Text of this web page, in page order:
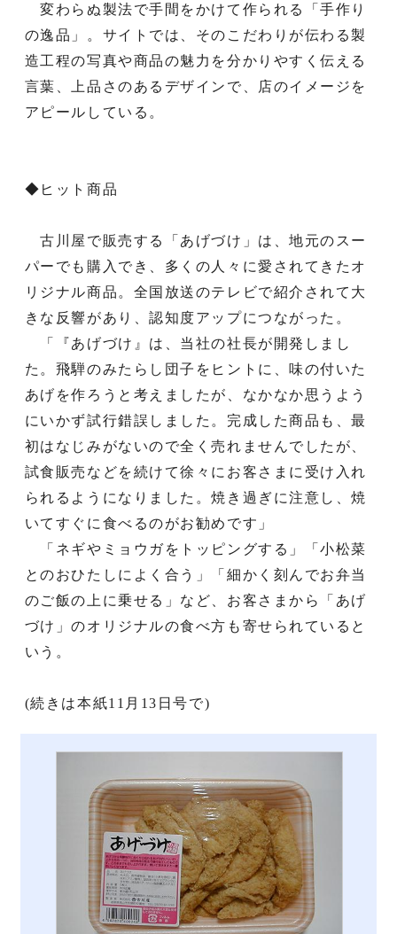
変わらぬ製法で手間をかけて作られる「手作り
の逸品」。サイトでは、そのこだわりが伝わる製
造工程の写真や商品の魅力を分かりやすく伝える
言葉、上品さのあるデザインで、店のイメージを
アピールしている。
◆ヒット商品
古川屋で販売する「あげづけ」は、地元のスー
パーでも購入でき、多くの人々に愛されてきたオ
リジナル商品。全国放送のテレビで紹介されて大
きな反響があり、認知度アップにつながった。
「『あげづけ』は、当社の社長が開発しまし
た。飛騨のみたらし団子をヒントに、味の付いた
あげを作ろうと考えましたが、なかなか思うよう
にいかず試行錯誤しました。完成した商品も、最
初はなじみがないので全く売れませんでしたが、
試食販売などを続けて徐々にお客さまに受け入れ
られるようになりました。焼き過ぎに注意し、焼
いてすぐに食べるのがお勧めです」
「ネギやミョウガをトッピングする」「小松菜
とのおひたしによく合う」「細かく刻んでお弁当
のご飯の上に乗せる」など、お客さまから「あげ
づけ」のオリジナルの食べ方も寄せられていると
いう。
(続きは本紙11月13日号で)